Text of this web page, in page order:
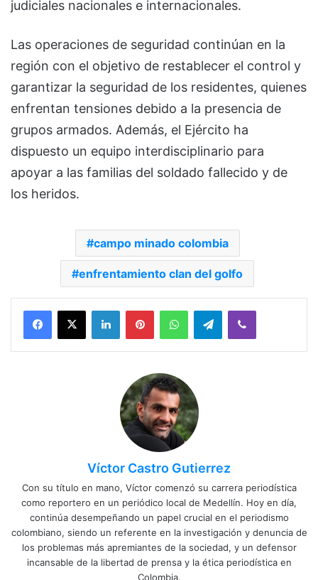
judiciales nacionales e internacionales.
Las operaciones de seguridad continúan en la
región con el objetivo de restablecer el control y
garantizar la seguridad de los residentes, quienes
enfrentan tensiones debido a la presencia de
grupos armados. Además, el Ejército ha
dispuesto un equipo interdisciplinario para
apoyar a las familias del soldado fallecido y de
los heridos.
campo minado colombia
enfrentamiento clan del golfo
Facebook
X LinkedInPinterestWhatsAppTelegramViber
Víctor Castro Gutierrez
Con su título en mano, Víctor comenzó su carrera periodística
como reportero en un periódico local de Medellín. Hoy en día,
continúa desempeñando un papel crucial en el periodismo
colombiano, siendo un referente en la investigación y denuncia de
los problemas más apremiantes de la sociedad, y un defensor
incansable de la libertad de prensa y la ética periodística en
Colombia.